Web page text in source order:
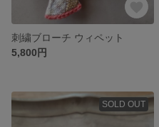
刺繍ブローチ ウィペット
5,800円
SOLD OUT